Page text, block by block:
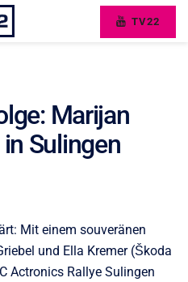
TV22
Marijan
Sulingen
Mit einem souveränen
und Ella Kremer (Škoda
Actronics Rallye Sulingen